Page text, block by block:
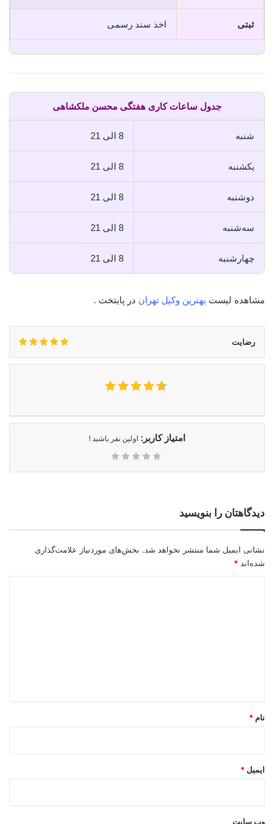
ثبتی اخذ سند رسمی
جدول ساعات کاری هفتگی محسن ملکشاهی
شنبه 8 الی 21
یکشنبه 8 الی 21
دوشنبه 8 الی 21
سه‌شنبه 8 الی 21
چهارشنبه 8 الی 21
مشاهده لیست بهترین وکیل تهران در پایتخت .
رضایت
امتیاز کاربر: اولین نفر باشید !
دیدگاهتان را بنویسید
نشانی ایمیل شما منتشر نخواهد شد. بخش‌های موردنیاز علامت‌گذاری
شده‌اند *
نام *
ایمیل *
وب‌ سایت